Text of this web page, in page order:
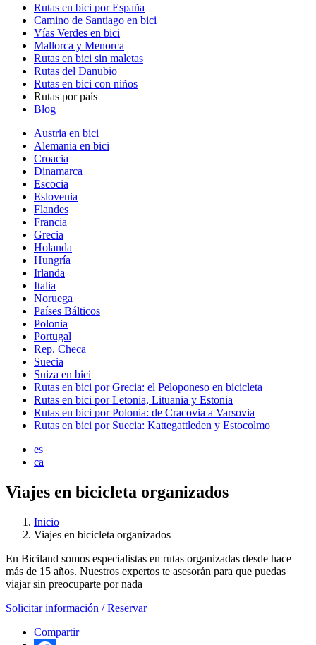
Rutas en bici por España
Camino de Santiago en bici
Vías Verdes en bici
Mallorca y Menorca
Rutas en bici sin maletas
Rutas del Danubio
Rutas en bici con niños
Rutas por país
Blog
Austria en bici
Alemania en bici
Croacia
Dinamarca
Escocia
Eslovenia
Flandes
Francia
Grecia
Holanda
Hungría
Irlanda
Italia
Noruega
Países Bálticos
Polonia
Portugal
Rep. Checa
Suecia
Suiza en bici
Rutas en bici por Grecia: el Peloponeso en bicicleta
Rutas en bici por Letonia, Lituania y Estonia
Rutas en bici por Polonia: de Cracovia a Varsovia
Rutas en bici por Suecia: Kattegattleden y Estocolmo
es
ca
Viajes en bicicleta organizados
Inicio
Viajes en bicicleta organizados
En Biciland somos especialistas en rutas organizadas desde hace
más de 15 años. Nuestros expertos te asesorán para que puedas
viajar sin preocuparte por nada
Solicitar información / Reservar
Compartir